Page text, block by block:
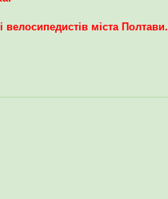
міста Полтави.